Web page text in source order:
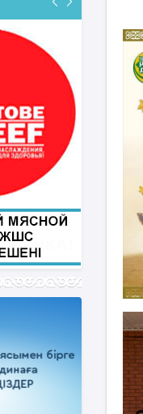
Смағұлов
облыстық мешітінің
имамы
ЭФИРДЕ
күндері сағат
уақытымен)
Instagram